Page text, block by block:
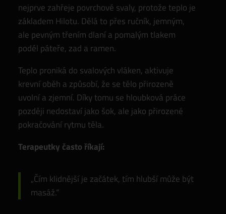
nejprve zahřeje povrchové svaly, protože teplo je
základem Hilotu. Dělá to přes ručník, jemným,
ale pevným třením dlaní a pomalým tlakem
podél páteře, zad a ramen.
Teplo proniká do svalových vláken, aktivuje
krevní oběh a způsobí, že se tělo přirozeně
uvolní a zjemní. Díky tomu se hloubková práce
později nedostaví jako šok, ale jako přirozené
pokračování rytmu těla.
Terapeutky často říkají:
„Čím klidnější je začátek, tím hlubší může být
masáž.“